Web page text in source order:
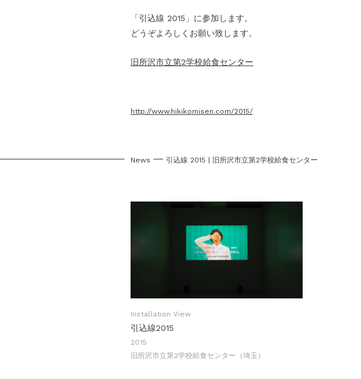
「引込線 2015」に参加します。
どうぞよろしくお願い致します。
旧所沢市立第2学校給食センター
http://www.hikikomisen.com/2015/
News 引込線 2015 | 旧所沢市立第2学校給食センター
Installation View
引込線2015
2015
旧所沢市立第2学校給食センター（埼玉）